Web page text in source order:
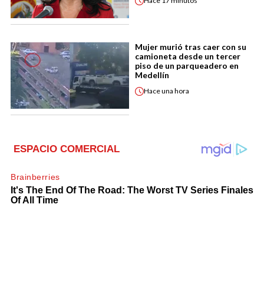
Mujer murió tras caer con su
camioneta desde un tercer
piso de un parqueadero en
Medellín
Haceuna hora